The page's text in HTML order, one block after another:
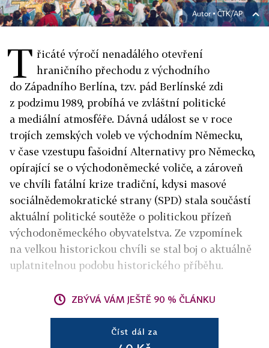
Autor ▪ČTK/AP
T řicáté výročí nenadálého otevření
hraničního přechodu z východního
do Západního Berlína, tzv. pád Berlínské zdi
z podzimu 1989, probíhá ve zvláštní politické
a mediální atmosféře. Dávná událost se v roce
trojích zemských voleb ve východním Německu,
v čase vzestupu fašoidní Alternativy pro Německo,
opírající se o východoněmecké voliče, a zároveň
ve chvíli fatální krize tradiční, kdysi masové
sociálnědemokratické strany (SPD) stala součástí
aktuální politické soutěže o politickou přízeň
východoněmeckého obyvatelstva. Ze vzpomínek
na velkou historickou chvíli se stal boj o aktuálně
uplatnitelnou podobu historického příběhu.
ZBÝVÁ VÁM JEŠTĚ 90 % ČLÁNKU
Číst dál za